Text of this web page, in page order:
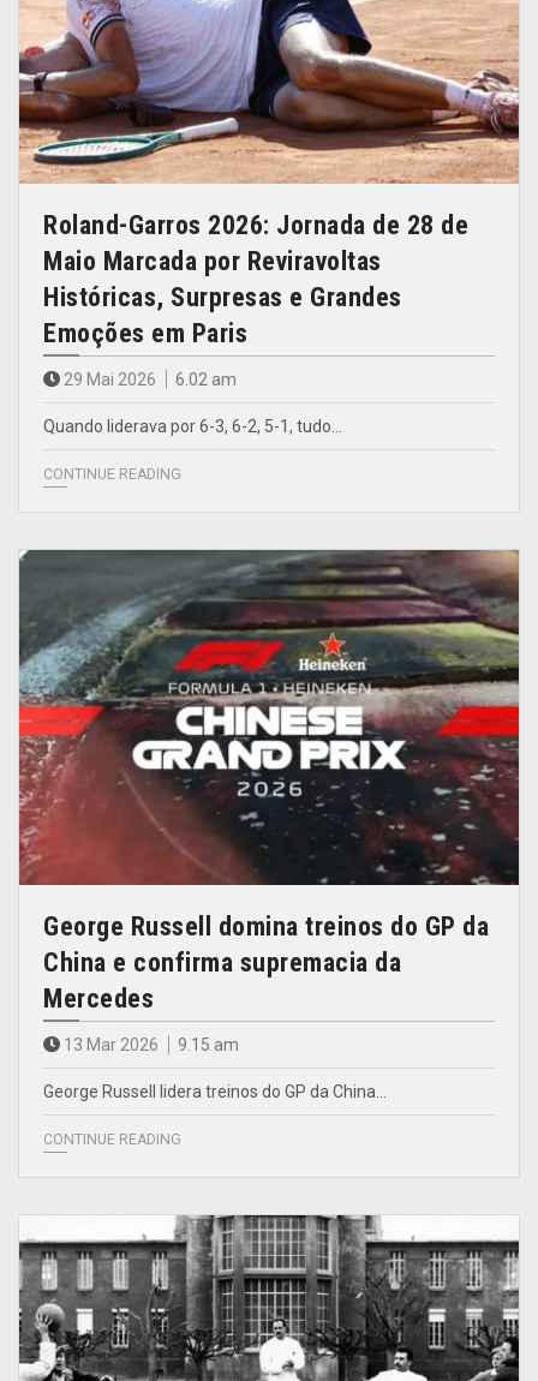
Roland-Garros 2026: Jornada de 28 de
Maio Marcada por Reviravoltas
Históricas, Surpresas e Grandes
Emoções em Paris
29 Mai 2026 6.02 am
Quando liderava por 6-3, 6-2, 5-1, tudo…
CONTINUE READING
George Russell domina treinos do GP da
China e confirma supremacia da
Mercedes
13 Mar 2026 9.15 am
George Russell lidera treinos do GP da China…
CONTINUE READING